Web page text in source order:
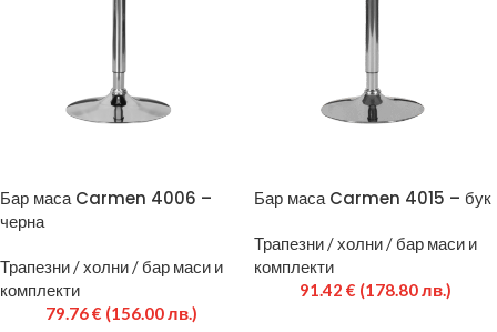
Бар маса Carmen 4006 –
черна
Трапезни / холни / бар маси и
комплекти
79.76€ (156.00 лв.)
Бар маса Carmen 4015 – бук
Трапезни / холни / бар маси и
комплекти
91.42 € (178.80 лв.)